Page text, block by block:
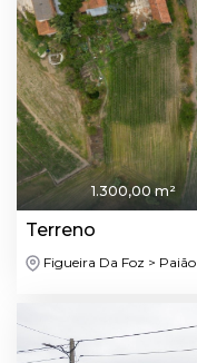
1.300,00 m²
Terreno
Figueira Da Foz > Paião